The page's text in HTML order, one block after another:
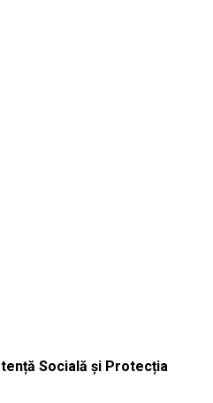
Socială și Protecția